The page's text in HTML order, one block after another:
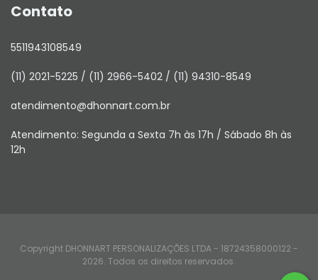
Contato
5511943108549
(11) 2021-5225 / (11) 2966-5402 / (11) 94310-8549
atendimento@dhonnart.com.br
Atendimento: Segunda a Sexta 7h às 17h / Sábado 8h às
12h
Copyright DHONNART PERSONALIZAÇÕES LTDA - 18724358000122 -
2026. Todos os direitos reservados.